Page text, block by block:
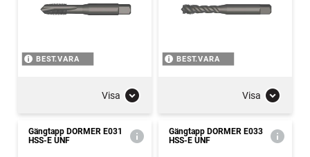
BEST.VARA
Visa
BEST.VARA
Visa
Gängtapp DORMER E031
HSS-E UNF
Gängtapp DORMER E033
HSS-E UNF